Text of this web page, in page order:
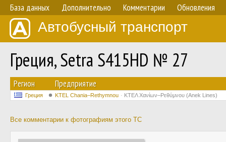
База данных Дополнительно Комментарии Обновления
Автобусный транспорт
Греция, Setra S415HD № 27
Регион Предприятие
Греция KTEL Chania–Rethymnou ΚΤΕΛ Χανίων–Ρεθύμνου (Anek Lines)
Все комментарии к фотографиям этого ТС